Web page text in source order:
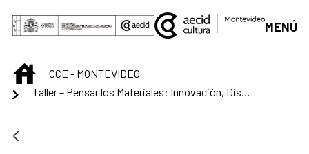
Saltar al contenido principal
MENÚ
INICIOCCE - MONTEVIDEO
Taller – Pensar los Materiales: Innovación, Diseño y Cultura Biomaterial.